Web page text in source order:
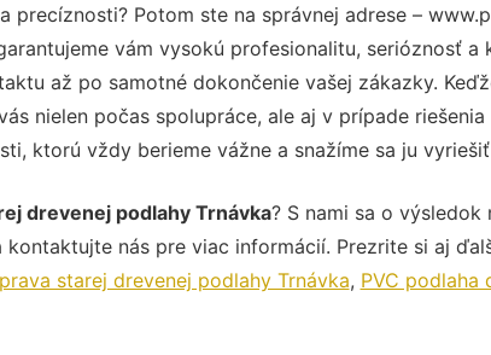
precíznosti? Potom ste na správnej adrese –
vám vysokú profesionalitu, serióznosť a
až po samotné dokončenie vašej zákazky.
nielen počas spolupráce, ale aj v prípade
ktorú vždy berieme vážne a snažíme sa ju
drevenej podlahy Trnávka? S nami sa o výsledok
kontaktujte nás pre viac informácií. Prezrite si aj
starej drevenej podlahy Trnávka, PVC podlaha